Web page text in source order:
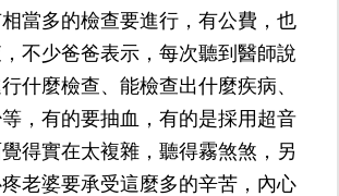
當多的檢查要進行，有公費，也
不少爸爸表示，每次聽到醫師說
什麼檢查、能檢查出什麼疾病、
，有的要抽血，有的是採用超音
得實在太複雜，聽得霧煞煞，另
老婆要承受這麼多的辛苦，內心